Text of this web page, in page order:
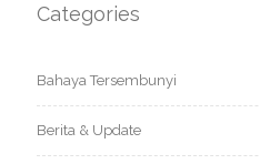
Categories
Bahaya Tersembunyi
Berita & Update